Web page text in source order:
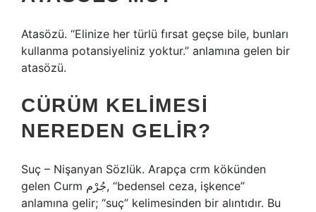
Atasözü. “Elinize her türlü fırsat geçse bile, bunları
kullanma potansiyeliniz yoktur.” anlamına gelen bir
atasözü.
CÜRÜM KELIMESI
NEREDEN GELIR?
Suç – Nişanyan Sözlük. Arapça crm kökünden
gelen Curm جُرْم, “bedensel ceza, işkence”
anlamına gelir; “suç” kelimesinden bir alıntıdır. Bu